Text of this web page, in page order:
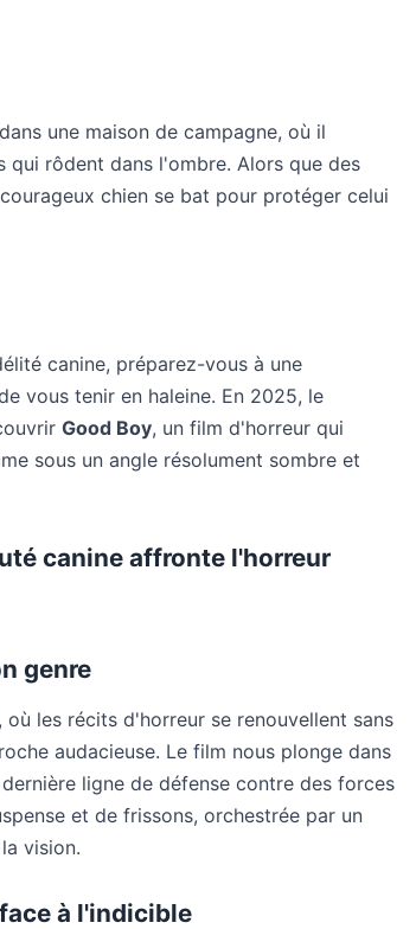
une maison de campagne, où il
rôdent dans l'ombre. Alors que des
chien se bat pour protéger celui
canine, préparez-vous à une
vous tenir en haleine. En 2025, le
Good Boy, un film d'horreur qui
sous un angle résolument sombre et
canine affronte l'horreur
genre
les récits d'horreur se renouvellent sans
audacieuse. Le film nous plonge dans
ligne de défense contre des forces
et de frissons, orchestrée par un
vision.
à l'indicible